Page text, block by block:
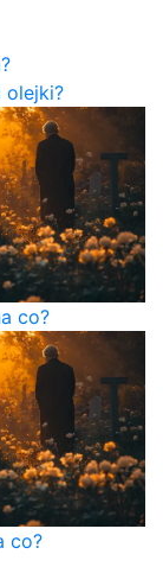
olejki?
co?
co?